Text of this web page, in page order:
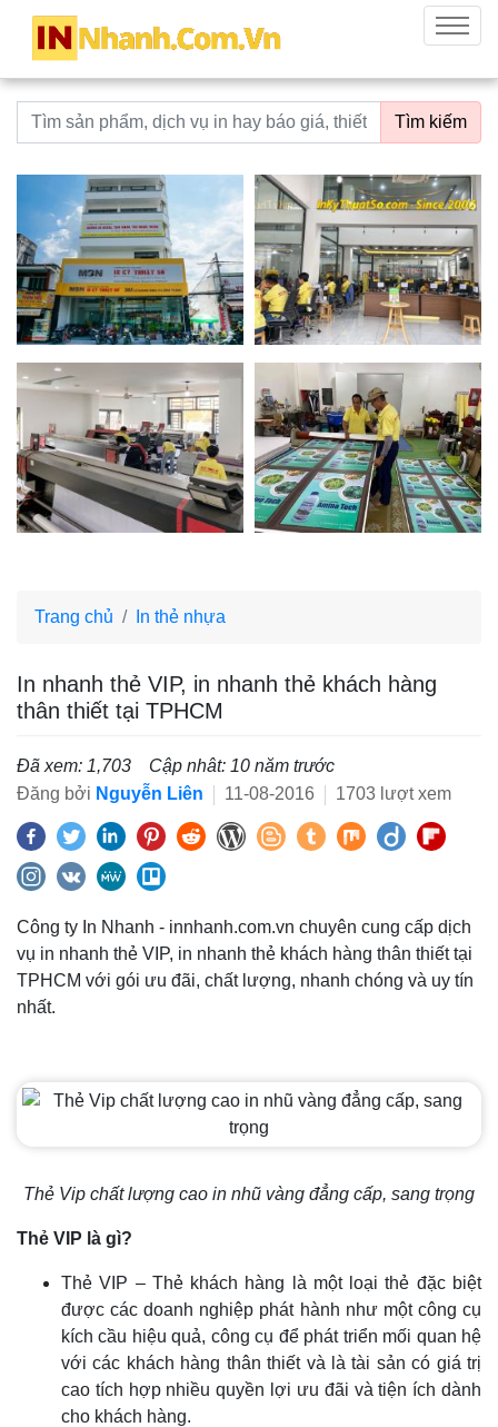
innhanh.com.vn
Menu
Từ khoá tìm kiếm Tìm kiếm
Trang chủ In thẻ nhựa
In nhanh thẻ VIP, in nhanh thẻ khách hàng
thân thiết tại TPHCM
Đã xem: 1,703
Cập nhât: 10 năm trước
Đăng bởi Nguyễn Liên 11-08-2016 1703 lượt xem
Công ty In Nhanh - innhanh.com.vn chuyên cung cấp dịch
vụ in nhanh thẻ VIP, in nhanh thẻ khách hàng thân thiết tại
TPHCM với gói ưu đãi, chất lượng, nhanh chóng và uy tín
nhất.
Thẻ Vip chất lượng cao in nhũ vàng đẳng cấp, sang trọng
Thẻ VIP là gì?
Thẻ VIP – Thẻ khách hàng là một loại thẻ đặc biệt
được các doanh nghiệp phát hành như một công cụ
kích cầu hiệu quả, công cụ để phát triển mối quan hệ
với các khách hàng thân thiết và là tài sản có giá trị
cao tích hợp nhiều quyền lợi ưu đãi và tiện ích dành
cho khách hàng.